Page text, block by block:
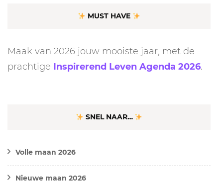
MUST HAVE
Maak van 2026 jouw mooiste jaar, met de
prachtige Inspirerend Leven Agenda 2026.
SNEL NAAR…
Volle maan 2026
Nieuwe maan 2026